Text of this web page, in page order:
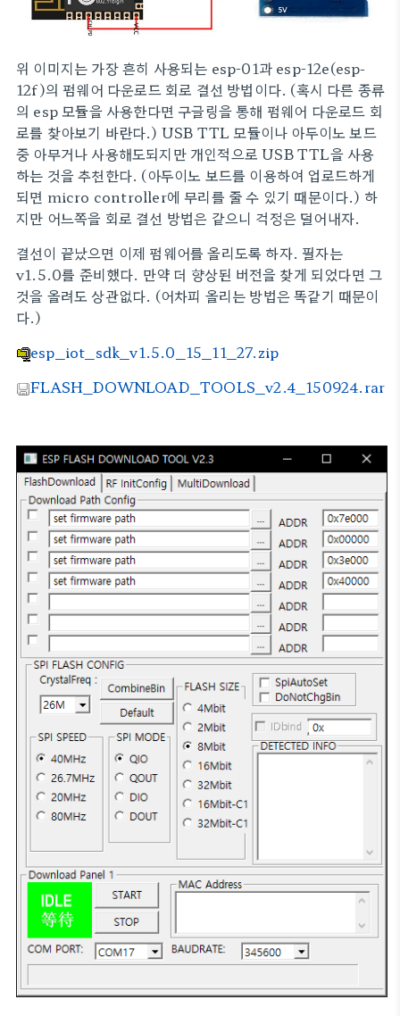
위 이미지는 가장 흔히 사용되는 esp-01과 esp-12e(esp-
12f)의 펌웨어 다운로드 회로 결선 방법이다. (혹시 다른 종류
의 esp 모듈을 사용한다면 구글링을 통해 펌웨어 다운로드 회
로를 찾아보기 바란다.) USB TTL 모듈이나 아두이노 보드
중 아무거나 사용해도되지만 개인적으로 USB TTL을 사용
하는 것을 추천한다. (아두이노 보드를 이용하여 업로드하게
되면 micro controller에 무리를 줄 수 있기 때문이다.) 하
지만 어느쪽을 회로 결선 방법은 같으니 걱정은 덜어내자.
결선이 끝났으면 이제 펌웨어를 올리도록 하자. 필자는
v1.5.0를 준비했다. 만약 더 향상된 버전을 찾게 되었다면 그
것을 올려도 상관없다. (어차피 올리는 방법은 똑같기 때문이
다.)
esp_iot_sdk_v1.5.0_15_11_27.zip
FLASH_DOWNLOAD_TOOLS_v2.4_150924.rar